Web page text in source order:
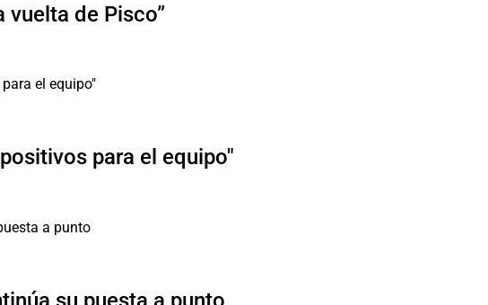
de Pisco”
para el equipo"